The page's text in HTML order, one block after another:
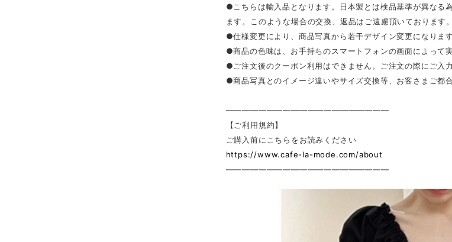
●こちらは輸入品となります。日本製とは検品基準が異なる
ます。このような場合の交換、返品はご遠慮頂いております。
●仕様変更により、商品写真から若干デザイン変更になりま
●商品の色味は、お手持ちのスマートフォンの画面によって
●ご注文後のクーポン利用はできません。ご注文の際にご入
●商品写真とのイメージ違いやサイズ交換等、お客さまご都
————————————————————
【ご利用規約】
ご購入前にこちらをお読みください
https://www.cafe-la-mode.com/about
————————————————————